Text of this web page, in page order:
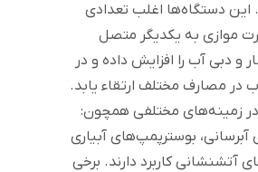
این دستگاه‌ها اغلب تعدادی
موازی به یکدیگر متصل
و دبی آب را افزایش داده و در
در مصارف مختلف ارتقاء یابد.
زمینه‌های مختلفی همچون:
بوسترپمپ‌های آبیاری
آتشنشانی کاربرد دارند. برخی